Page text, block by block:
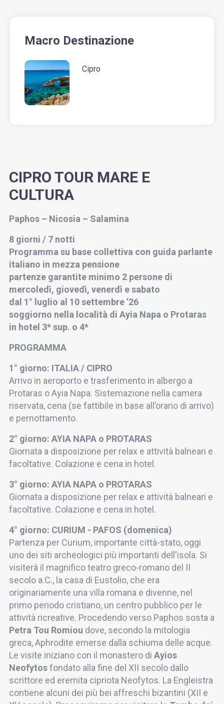
CIPRO TOUR MARE E
CULTURA
Paphos – Nicosia – Salamina
8 giorni / 7 notti
Programma su base collettiva con guida parlante
italiano in mezza pensione
partenze garantite minimo 2 persone di
mercoledì, giovedì, venerdì e sabato
dal 1° luglio al 10 settembre ’26
soggiorno nella località di Ayia Napa o Protaras
in hotel 3* sup. o 4*
PROGRAMMA
1° giorno: ITALIA / CIPRO
Arrivo in aeroporto e trasferimento in albergo a
Protaras o Ayia Napa. Sistemazione nella camera
riservata, cena (se fattibile in base all’orario di arrivo)
e pernottamento.
2° giorno: AYIA NAPA o PROTARAS
Giornata a disposizione per relax e attività balneari e
facoltative. Colazione e cena in hotel.
3° giorno: AYIA NAPA o PROTARAS
Giornata a disposizione per relax e attività balneari e
facoltative. Colazione e cena in hotel.
4° giorno: CURIUM - PAFOS (domenica)
Partenza per Curium, importante città-stato, oggi
uno dei siti archeologici più importanti dell'isola. Si
visiterà il magnifico teatro greco-romano del II
secolo a.C., la casa di Eustolio, che era
originariamente una villa romana e divenne, nel
primo periodo cristiano, un centro pubblico per le
attività ricreative. Procedendo verso Paphos sosta a
Petra Tou Romiou dove, secondo la mitologia
greca, Aphrodite emerse dalla schiuma delle acque.
Le visite iniziano con il monastero di Ayios
Neofytosfondato alla fine del XII secolo dallo
scrittore ed eremita cipriota Neofytos. La Engleistra
contiene alcuni dei più bei affreschi bizantini (XII e
Macro Destinazione
Cipro